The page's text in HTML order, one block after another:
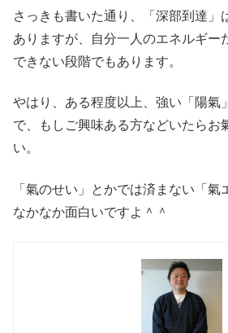
さっきも書いた通り、「深部到達」
ありますが、自分一人のエネルギー
できない段階でもあります。
やはり、ある程度以上、強い「陽氣
で、もしご興味ある方などいたらお
い。
「氣のせい」とかでは済まない「氣
なかなか面白いですよ＾＾